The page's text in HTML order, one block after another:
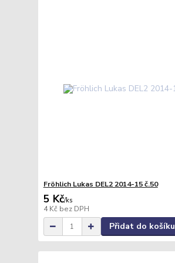
Fröhlich Lukas DEL2 2014-15 č.50
5 Kč/ks
4 Kč bez DPH
Přidat do košíku